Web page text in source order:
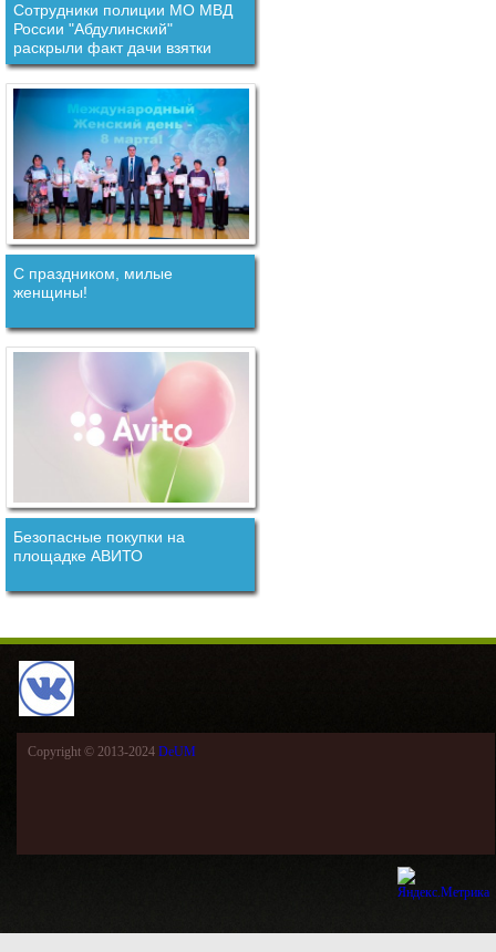
Сотрудники полиции МО МВД
России "Абдулинский"
раскрыли факт дачи взятки
должностному лицу.
С праздником, милые
женщины!
Безопасные покупки на
площадке АВИТО
Copyright © 2013-2024 DeUM